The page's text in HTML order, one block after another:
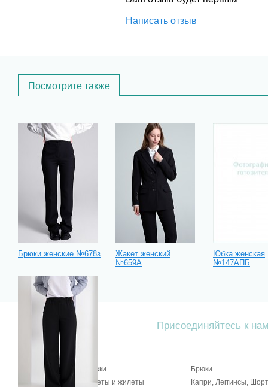
Написать отзыв
Посмотрите также
Брюки женские №678з
Жакет женский
№659А
Юбка женская
№147АПБ
Присоединяйтесь к
↑ Вверх Блузки
Брюки
Жакеты и жилеты
Капри, Леггинсы,